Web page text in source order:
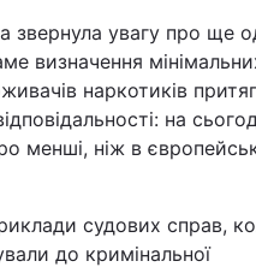
звернула увагу про ще
визначення
наркотиків
на
менші, ніж в
судових справ,
до кримінальної